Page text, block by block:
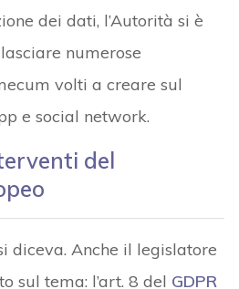
dei dati, l’Autorità si è
numerose
volti a creare sul
e social network.
del
diceva. Anche il legislatore
sul tema: l’art. 8 del GDPR